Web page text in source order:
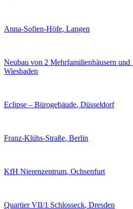
Anna-Sofien-Höfe, Langen
Neubau von 2 Mehrfamilienhäusern und
Wiesbaden
Eclipse – Bürogebäude, Düsseldorf
Franz-Klühs-Straße, Berlin
KfH Nierenzentrum, Ochsenfurt
Quartier VII/1 Schlosseck, Dresden